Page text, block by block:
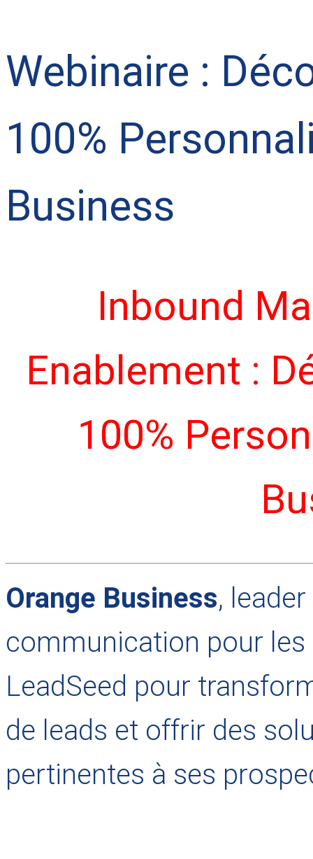
Webinaire :
100%
Business
Inbound
Enablement :
100%
Orange Business,
communication pour
LeadSeed pour
de leads et offrir des
pertinentes à ses